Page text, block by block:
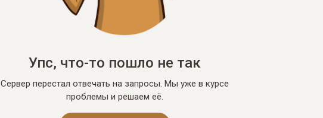
Упс, что-то пошло не так
Сервер перестал отвечать на запросы. Мы уже в курсе
проблемы и решаем её.